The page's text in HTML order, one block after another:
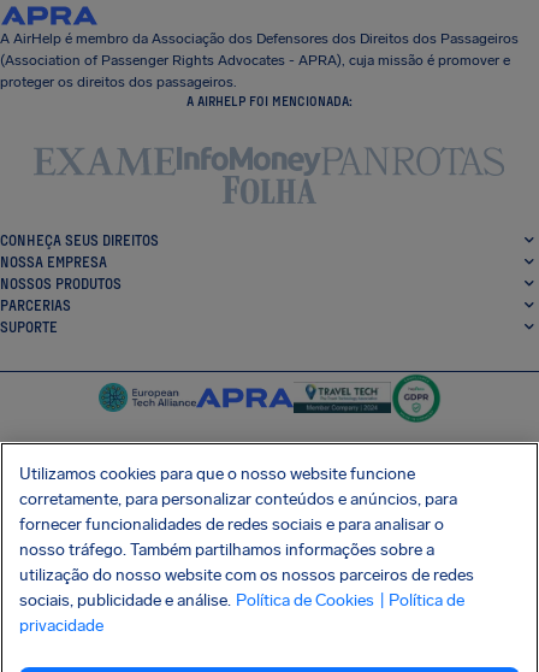
A AirHelp é membro da Associação dos Defensores dos Direitos dos Passageiros
(Association of Passenger Rights Advocates - APRA), cuja missão é promover e
proteger os direitos dos passageiros.
A AIRHELP FOI MENCIONADA:
CONHEÇA SEUS DIREITOS
NOSSA EMPRESA
NOSSOS PRODUTOS
PARCERIAS
SUPORTE
SocialFacebook
SocialTwitter
SocialInstagram
SocialLinkedin
BAIXE GRÁTIS NOSSO APP
Utilizamos cookies para que o nosso website funcione
corretamente, para personalizar conteúdos e anúncios, para
fornecer funcionalidades de redes sociais e para analisar o
nosso tráfego. Também partilhamos informações sobre a
utilização do nosso website com os nossos parceiros de redes
sociais, publicidade e análise. Política de Cookies
| Política de
privacidade